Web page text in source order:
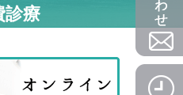
診療